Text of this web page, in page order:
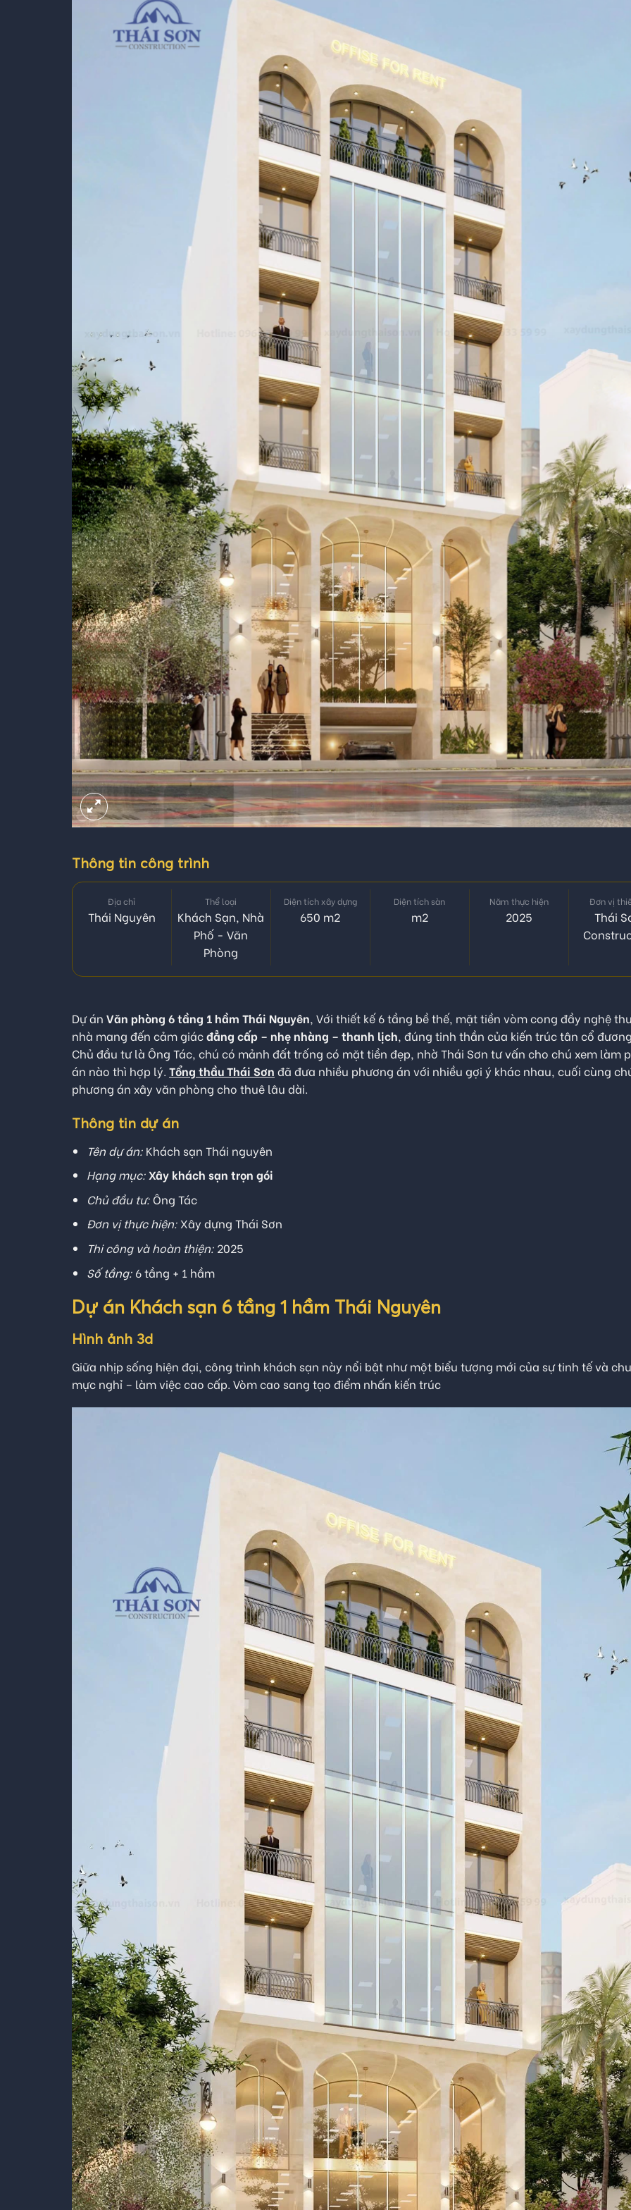
Thông tin công trình
Địa chỉ
Thái Nguyên
Thể loại
Khách Sạn, Nhà
Phố - Văn
Phòng
Diện tích xây dựng
650 m2
Diện tích sàn
m2
Năm thực hiện
2025
Đơn vị
Thái
Dự án Văn phòng 6 tầng 1 hầm Thái Nguyên, Với thiết kế 6 tầng bề thế, mặt tiền vòm cong đầy nghệ
nhà mang đến cảm giácđẳng cấp – nhẹ nhàng – thanh lịch, đúng tinh thần của kiến trúc tân cổ
Chủ đầu tư là Ông Tác, chú có mảnh đất trống có mặt tiền đẹp, nhờ Thái Sơn tư vấn cho chú xem làm
án nào thì hợp lý. Tổng thầu Thái Sơn đã đưa nhiều phương án với nhiều gợi ý khác nhau, cuối cùng
phương án xây văn phòng cho thuê lâu dài.
Thông tin dự án
Tên dự án:Khách sạn Thái nguyên
Hạng mục:Xây khách sạn trọn gói
Chủ đầu tư:Ông Tác
Đơn vị thực hiện:Xây dựng Thái Sơn
Thi công và hoàn thiện: 2025
Số tầng:6 tầng + 1 hầm
Dự án Khách sạn 6 tầng 1 hầm Thái Nguyên
Hình ảnh 3d
Giữa nhịp sống hiện đại, công trình khách sạn này nổi bật như một biểu tượng mới của sự tinh tế và
mực nghỉ – làm việc cao cấp. Vòm cao sang tạo điểm nhấn kiến trúc